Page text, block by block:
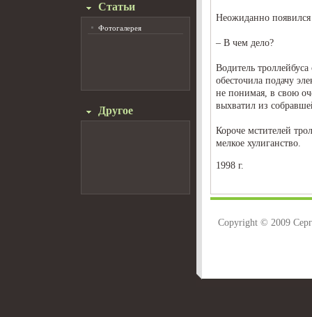
Статьи
Фотогалерея
Другое
Неожиданно
– В чем дело?
Водитель
обесточила подачу
не понимая, в свою
выхватил из
Короче мстителей
мелкое хулиганство.
1998 г.
Copyright © 2009